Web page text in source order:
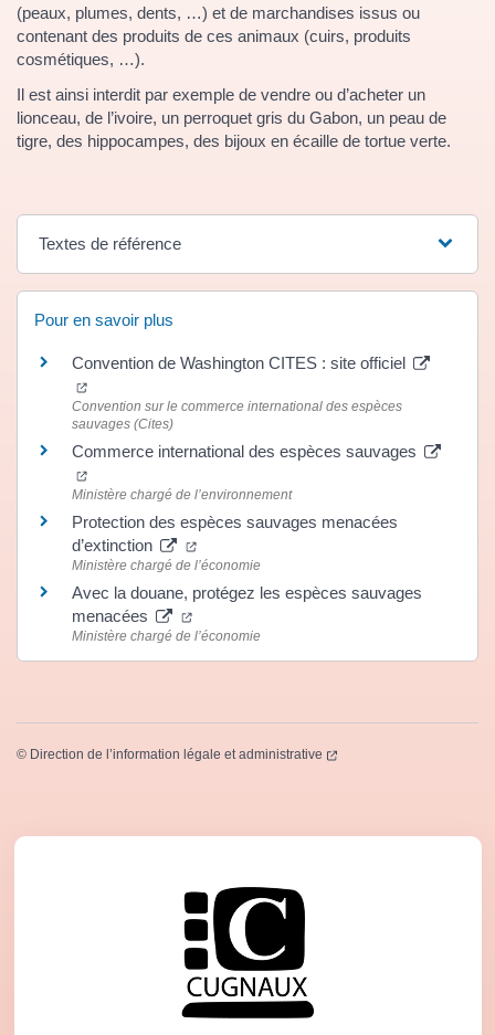
(peaux, plumes, dents, …) et de marchandises issus ou
contenant des produits de ces animaux (cuirs, produits
cosmétiques, …).
Il est ainsi interdit par exemple de vendre ou d’acheter un
lionceau, de l’ivoire, un perroquet gris du Gabon, un peau de
tigre, des hippocampes, des bijoux en écaille de tortue verte.
Textes de référence
Pour en savoir plus
Convention de Washington CITES : site officiel
(ouverture dans un nouvel onglet)
Convention sur le commerce international des espèces
sauvages (Cites)
Commerce international des espèces sauvages
(ouverture dans un nouvel onglet)
Ministère chargé de l’environnement
Protection des espèces sauvages menacées
d’extinction
(ouverture dans un nouvel onglet)
Ministère chargé de l’économie
Avec la douane, protégez les espèces sauvages
menacées
(ouverture dans un nouvel onglet)
Ministère chargé de l’économie
© Direction de l’information légale et administrative (ouverture dans un